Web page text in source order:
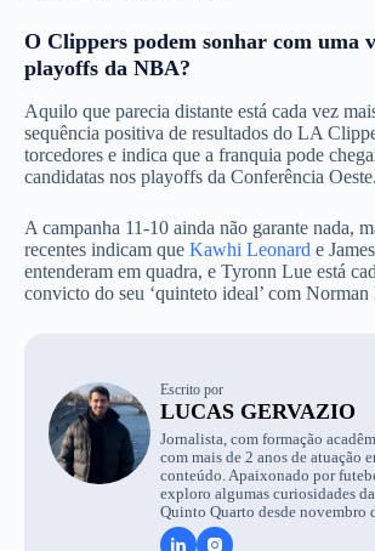
O Clippers podem sonhar com uma
playoffs da NBA?
Aquilo que parecia distante está cada vez
sequência positiva de resultados do LA
torcedores e indica que a franquia pode
candidatas nos playoffs da Conferência Oeste.
A campanha 11-10 ainda não garante nada,
recentes indicam que Kawhi Leonard e
entenderam em quadra, e Tyronn Lue está
convicto do seu ‘quinteto ideal’ com
Escrito por
LUCAS GERVAZIO
Jornalista, com formação
com mais de 2 anos de atuação
conteúdo. Apaixonado por
exploro algumas curiosidades
Quinto Quarto desde novembro